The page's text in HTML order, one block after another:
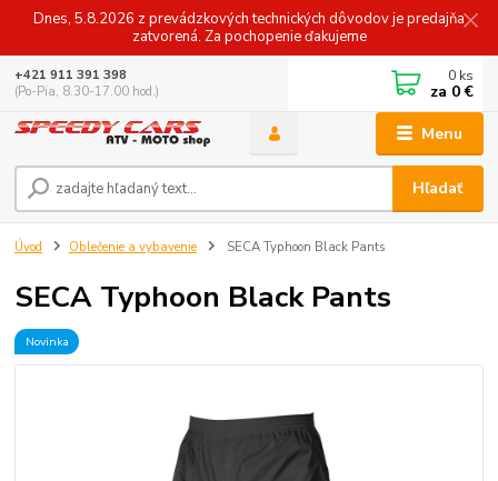
Dnes, 5.8.2026 z prevádzkových technických dôvodov je predajňa
zatvorená. Za pochopenie ďakujeme
Menu
Hľadať
+421 911 391 398
(Po-Pia, 8.30-17.00 hod.)
0 ks
za 0 €
Úvod Oblečenie a vybavenie SECA Typhoon Black Pants
SECA Typhoon Black Pants
Novinka